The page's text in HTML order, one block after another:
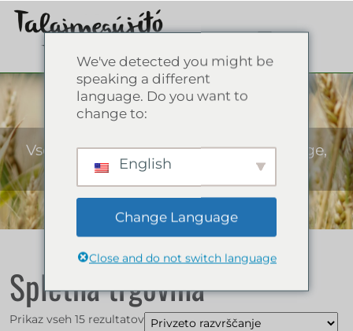
Spletna trgovina
Vse o regenerativnem kmetijstvu: knjige,
vaje za trajnostno prihodnost!
Spletna trgovina
Prikaz vseh 15 rezultatov
We've detected you might be
speaking a different
language. Do you want to
change to:
English
Change Language
Close and do not switch language